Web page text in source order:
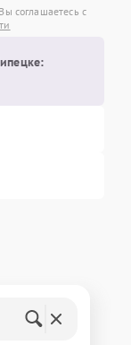
соглашаетесь с